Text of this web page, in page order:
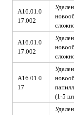
A16.01.0
17.002
A16.01.0
17.002
A16.01.0
17
(1-5